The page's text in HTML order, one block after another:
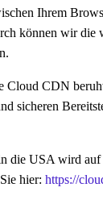
Ihrem
können wir die
Cloud CDN
sicheren
die USA wird
hier: https://